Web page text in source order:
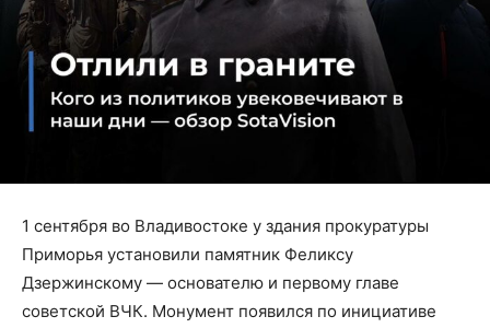
1 сентября во Владивостоке у здания прокуратуры
Приморья установили памятник Феликсу
Дзержинскому — основателю и первому главе
советской ВЧК. Монумент появился по инициативе